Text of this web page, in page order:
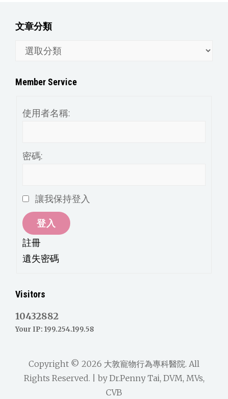
文章分類
分
Member Service
使用者名稱:
密碼:
讓我保持登入
登入
註冊
遺失密碼
Visitors
10432882
Your IP: 199.254.199.58
Copyright © 2026 大敦寵物行為專科醫院. All
Rights Reserved. | by Dr.Penny Tai, DVM, MVs,
CVB